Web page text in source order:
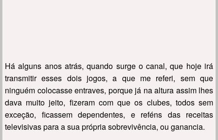
Há alguns anos atrás, quando surge o canal, que hoje irá
transmitir esses dois jogos, a que me referi, sem que
ninguém colocasse entraves, porque já na altura assim lhes
dava muito jeito, fizeram com que os clubes, todos sem
exceção, ficassem dependentes, e reféns das receitas
televisivas para a sua própria sobrevivência, ou ganancia.